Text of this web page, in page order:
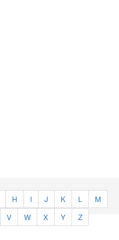
H I J K L
M
V W X Y Z